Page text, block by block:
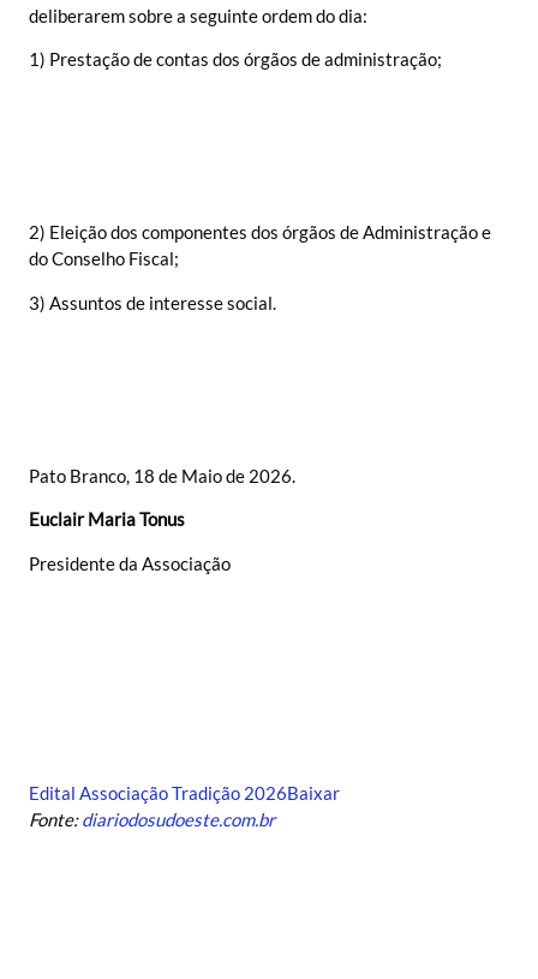
deliberarem sobre a seguinte ordem do dia:
1) Prestação de contas dos órgãos de administração;
2) Eleição dos componentes dos órgãos de Administração e
do Conselho Fiscal;
3) Assuntos de interesse social.
Pato Branco, 18 de Maio de 2026.
Euclair Maria Tonus
Presidente da Associação
Edital Associação Tradição 2026Baixar
Fonte:diariodosudoeste.com.br